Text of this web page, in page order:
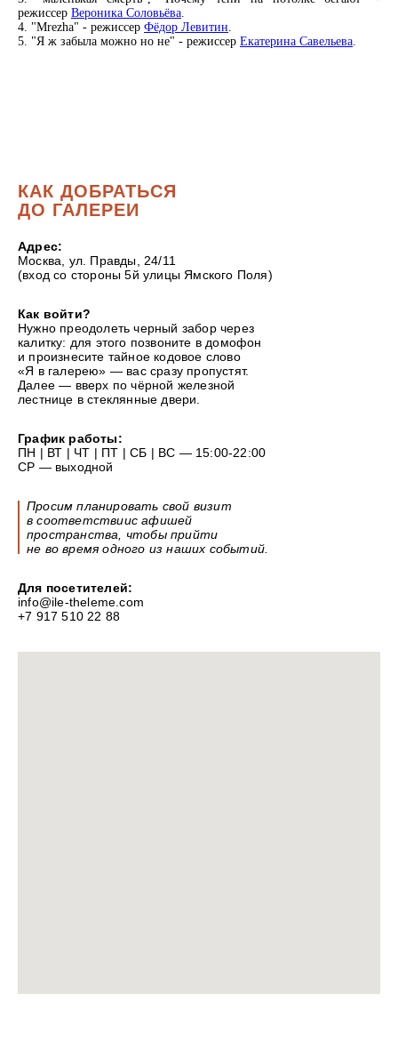
режиссер Вероника Соловьёва.
4. "Mrezha" - режиссер Фёдор Левитин.
5. "Я ж забыла можно но не" - режиссер Екатерина Савельева.
КАК ДОБРАТЬСЯ
ДО ГАЛЕРЕИ
Адрес:
Москва, ул. Правды, 24/11
(вход со стороны 5й улицы Ямского Поля)
Как войти?
Нужно преодолеть черный забор через
калитку: для этого позвоните в домофон
и произнесите тайное кодовое слово
«Я в галерею» — вас сразу пропустят.
Далее — вверх по чёрной железной
лестнице в стеклянные двери.
Для посетителей:
info@ile-theleme.com
+7 917 510 22 88
График работы:
ПН | ВТ | ЧТ | ПТ | СБ | ВС — 15:00-22:00
СР — выходной
Просим планировать свой визит
в соответствиис афишей
пространства, чтобы прийти
не во время одного из наших событий.